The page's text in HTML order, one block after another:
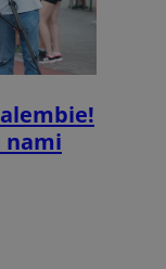
nami